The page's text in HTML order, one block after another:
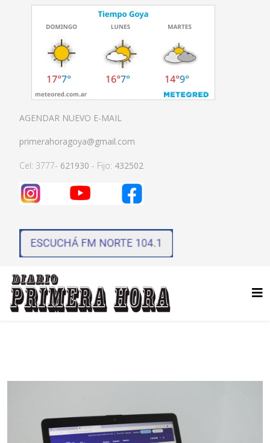
AGENDAR NUEVO E-MAIL
primerahoragoya@gmail.com
Cel: 3777- 621930 - Fijo: 432502